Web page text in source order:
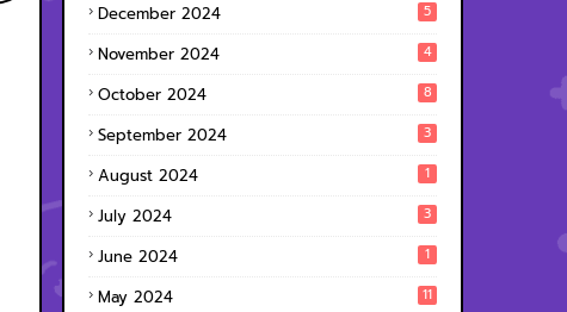
December 2024 5
November 2024 4
October 2024 8
September 2024 3
August 2024 1
July 2024 3
June 2024 1
May 2024 11